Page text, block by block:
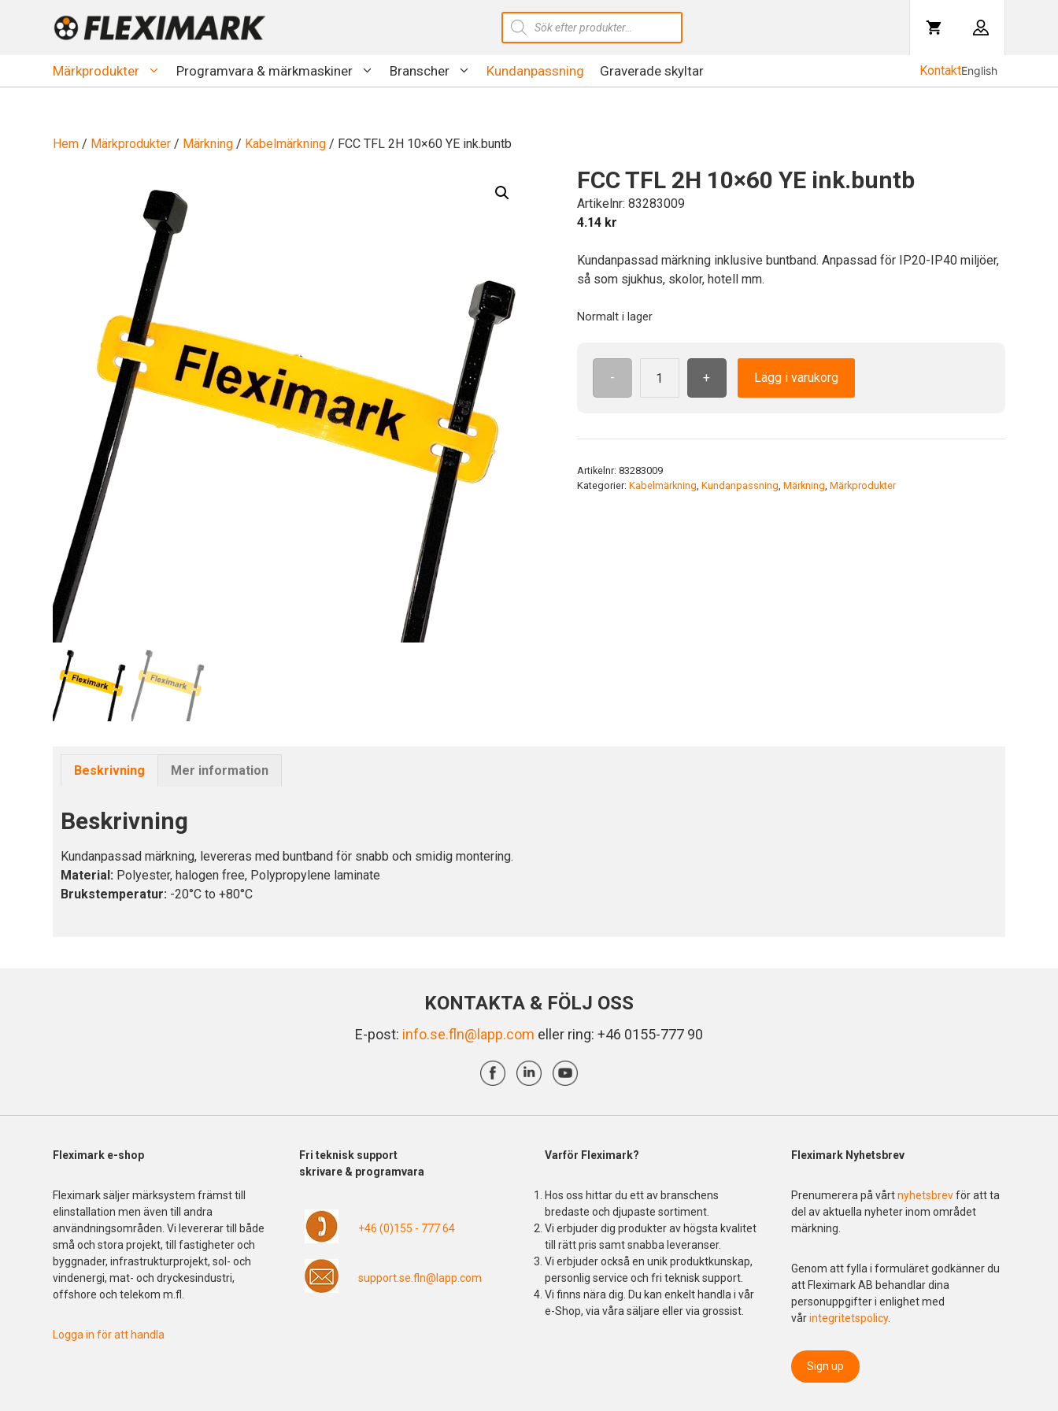
Produktsökning
KontaktEnglish
Märkprodukter Programvara & märkmaskiner Branscher Kundanpassning Graverade skyltar
Hem / Märkprodukter / Märkning / Kabelmärkning / FCC TFL 2H 10×60 YE ink.buntb
FCC TFL 2H 10×60 YE ink.buntb
Artikelnr: 83283009
4.14 kr
Kundanpassad märkning inklusive buntband. Anpassad för IP20-IP40 miljöer,
så som sjukhus, skolor, hotell mm.
Normalt i lager
-
10x60
ink.buntb
+ Lägg i varukorg
Artikelnr: 83283009
Kategorier: Kabelmärkning, Kundanpassning, Märkning, Märkprodukter
Beskrivning Mer information
Beskrivning
Kundanpassad märkning, levereras med buntband för snabb och smidig montering.
Material: Polyester, halogen free, Polypropylene laminate
Brukstemperatur: -20°C to +80°C
KONTAKTA & FÖLJ OSS
E-post: info.se.fln@lapp.com eller ring: +46 0155-777 90
Fleximark e-shop
Fleximark säljer märksystem främst till
elinstallation men även till andra
användningsområden. Vi levererar till både
små och stora projekt, till fastigheter och
byggnader, infrastrukturprojekt, sol- och
vindenergi, mat- och dryckesindustri,
offshore och telekom m.fl.
Logga in för att handla
Fri teknisk support
skrivare & programvara
+46 (0)155 - 777 64
support.se.fln@lapp.com
Varför Fleximark?
Hos oss hittar du ett av branschens
bredaste och djupaste sortiment.
Vi erbjuder dig produkter av högsta kvalitet
till rätt pris samt snabba leveranser.
Vi erbjuder också en unik produktkunskap,
personlig service och fri teknisk support.
Vi finns nära dig. Du kan enkelt handla i vår
e-Shop, via våra säljare eller via grossist.
Fleximark Nyhetsbrev
Prenumerera på vårtnyhetsbrevför att ta
del av aktuella nyheter inom området
märkning.
Genom att fylla i formuläret godkänner du
att Fleximark AB behandlar dina
personuppgifter i enlighet med
vårintegritetspolicy.
Sign up